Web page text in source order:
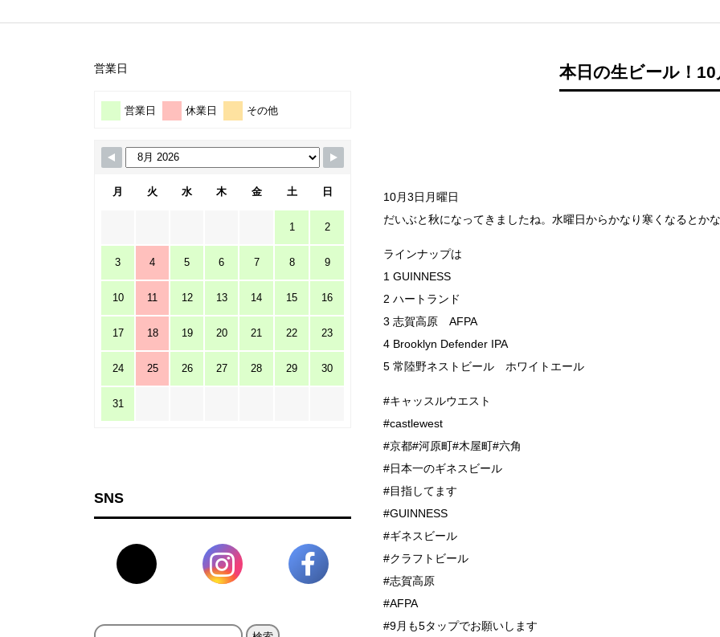
本日の生ビール！10
10月3日月曜日
だいぶと秋になってきましたね。水曜日からかなり寒くなると
ラインナップは
1 GUINNESS
2 ハートランド
3 志賀高原 AFPA
4 Brooklyn Defender IPA
5 常陸野ネストビール ホワイトエール
#キャッスルウエスト
#castlewest
#京都#河原町#木屋町#六角
#日本一のギネスビール
#目指してます
#GUINNESS
#ギネスビール
#クラフトビール
#志賀高原
#AFPA
#9月も5タップでお願いします
営業日
営業日 休業日 その他
月 火 水 木 金 土 日
1 2
3 4 5 6 7 8 9
10 11 12 13 14 15 16
17 18 19 20 21 22 23
24 25 26 27 28 29 30
31
SNS
検